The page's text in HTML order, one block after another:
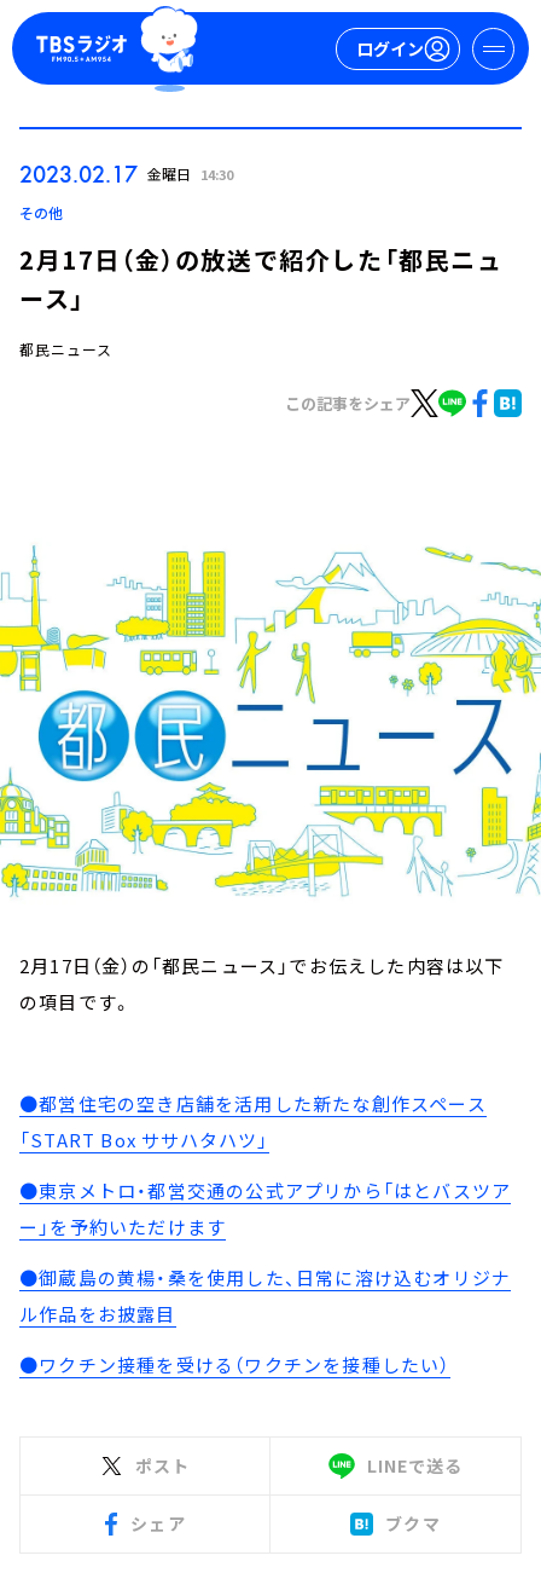
ログイン
イベント・グッズ
YouTube
会社情報
2023.02.17 金曜日 14:30
その他
2月17日（金）の放送で紹介した「都民ニュ
ース」
都民ニュース
この記事をシェア
2月17日（金）の「都民ニュース」でお伝えした内容は以下
の項目です。
●都営住宅の空き店舗を活用した新たな創作スペース
「START Box ササハタハツ」
●東京メトロ・都営交通の公式アプリから「はとバスツア
ー」を予約いただけます
●御蔵島の黄楊・桑を使用した、日常に溶け込むオリジナ
ル作品をお披露目
●ワクチン接種を受ける（ワクチンを接種したい）
ポスト LINEで送る
シェア ブクマ